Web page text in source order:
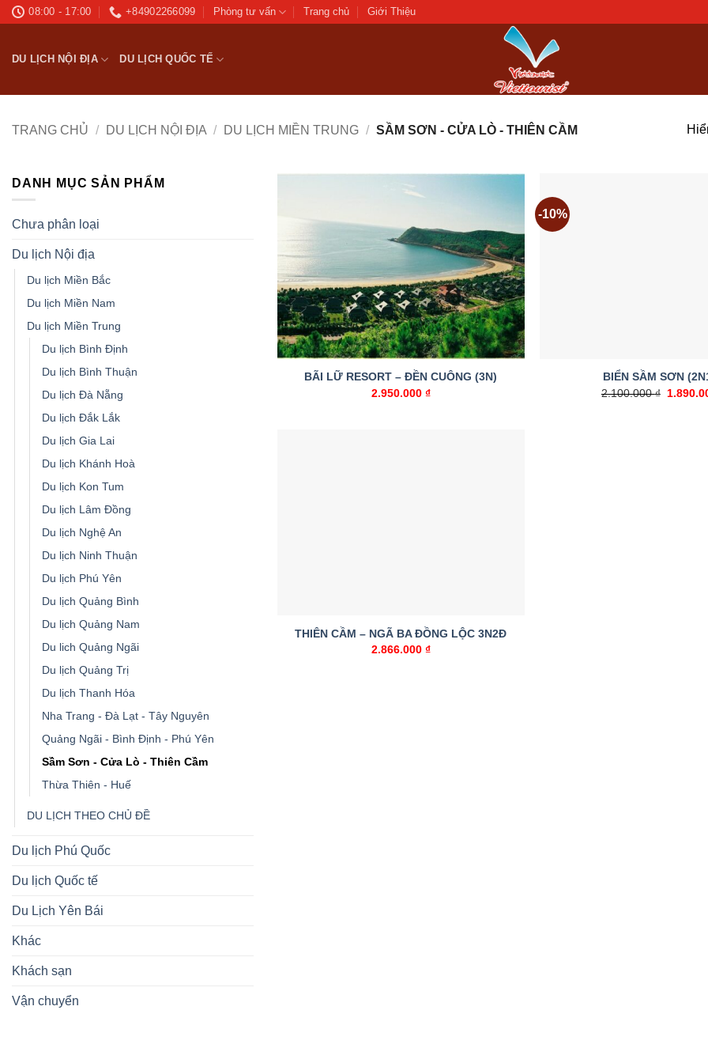
Bỏ
08:00 - 17:00 +84902266099 Phòng tư vấn Trang chủ Giới Thiệu
DU LỊCH NỘI ĐỊA DU LỊCH QUỐC TẾ
TRANG CHỦ / DU LỊCH NỘI ĐỊA / DU LỊCH MIỀN TRUNG / SẦM SƠN - CỬA LÒ - THIÊN CẦM
DANH MỤC SẢN PHẨM
Chưa phân loại
Du lịch Nội địa
Du lịch Miền Bắc
Du lịch Miền Nam
Du lịch Miền Trung
Du lịch Bình Định
Du lịch Bình Thuận
Du lịch Đà Nẵng
Du lịch Đắk Lắk
Du lịch Gia Lai
Du lịch Khánh Hoà
Du lịch Kon Tum
Du lịch Lâm Đồng
Du lịch Nghệ An
Du lịch Ninh Thuận
Du lịch Phú Yên
Du lịch Quảng Bình
Du lịch Quảng Nam
Du lich Quảng Ngãi
Du lịch Quảng Trị
Du lịch Thanh Hóa
Nha Trang - Đà Lạt - Tây Nguyên
Quảng Ngãi - Bình Định - Phú Yên
Sầm Sơn - Cửa Lò - Thiên Cầm
Thừa Thiên - Huế
DU LỊCH THEO CHỦ ĐỀ
Du lịch Phú Quốc
Du lịch Quốc tế
Du Lịch Yên Bái
Khác
Khách sạn
Vận chuyển
wishlist
BÃI LỮ RESORT – ĐỀN CUÔNG (3N)
2.950.000 ₫
-10%
BIỂN SẦM SƠN
2.100.000₫ Giá
THIÊN CẦM – NGÃ BA ĐỒNG LỘC 3N2Đ
2.866.000 ₫